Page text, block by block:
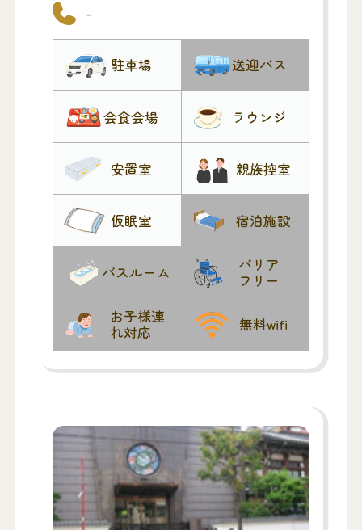
葬儀式場：
椅子７０脚、受付用の長机があります。
祭壇その他葬儀備品はありませんのでご
用意ください。
司会用マイク、CDデッキ等の放送設備が
間仕切りを外して２つの式場を一室とし
て広く使うことも出来ます。
お花入れなど最後のお別れで１０分程度
利用できます。
お焼香はできません。
１０名程度までの人数でご利用くださ
い。
火葬待合室：
テーブル、椅子６４脚があります。
立食形式で８０名程度です。
通夜振るまい、火葬時間中の待合、繰上
げ初七日法要にご利用ください。
その他：
-
駐車場 送迎バス
会食会場 ラウンジ
安置室 親族控室
仮眠室 宿泊施設
バスルーム
バリア
フリー
お子様連
れ対応
無料wifi